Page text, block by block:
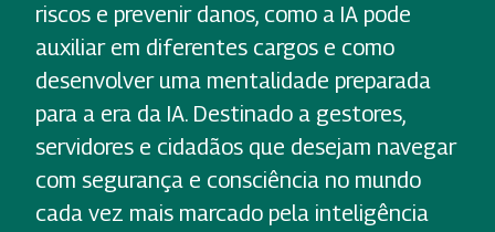
riscos e prevenir danos, como a IA pode
auxiliar em diferentes cargos e como
desenvolver uma mentalidade preparada
para a era da IA. Destinado a gestores,
servidores e cidadãos que desejam navegar
com segurança e consciência no mundo
cada vez mais marcado pela inteligência